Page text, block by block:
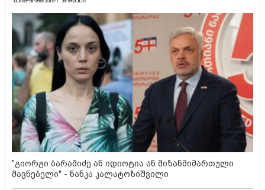
"გიორგი ბარამიძე ან იდიოტია ან მიზანმიმართული
მავნებელი" - ნანკა კალატოზიშვილი